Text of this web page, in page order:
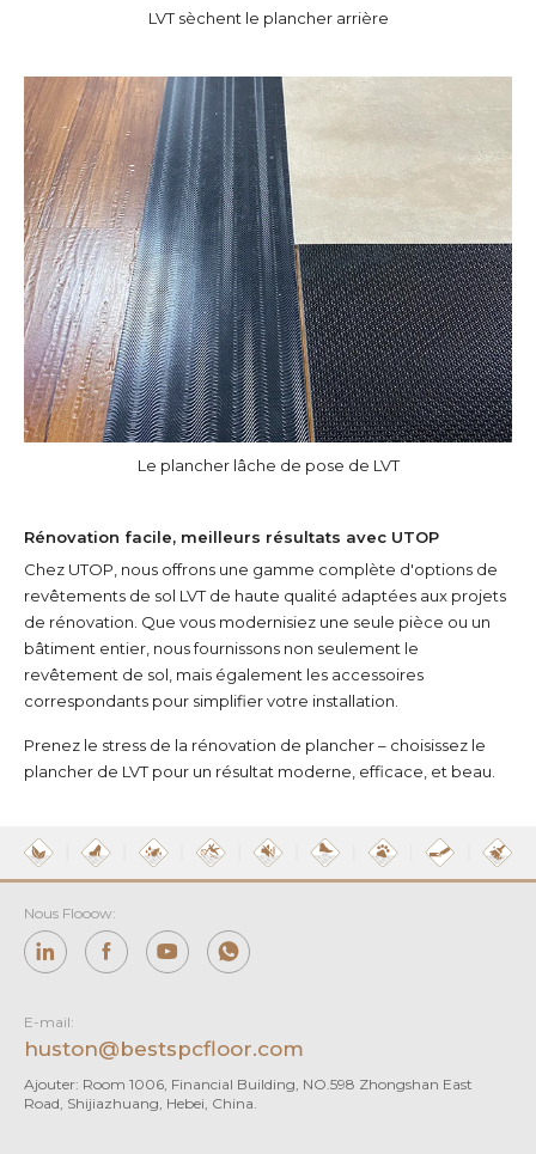
LVT sèchent le plancher arrière
Le plancher lâche de pose de LVT
Rénovation facile, meilleurs résultats avec UTOP
Chez UTOP, nous offrons une gamme complète d'options de
revêtements de sol LVT de haute qualité adaptées aux projets
de rénovation. Que vous modernisiez une seule pièce ou un
bâtiment entier, nous fournissons non seulement le
revêtement de sol, mais également les accessoires
correspondants pour simplifier votre installation.
Prenez le stress de la rénovation de plancher – choisissez le
plancher de LVT pour un résultat moderne, efficace, et beau.
Nous Flooow:
E-mail:
huston@bestspcfloor.com
Ajouter: Room 1006, Financial Building, NO.598 Zhongshan East
Road, Shijiazhuang, Hebei, China.